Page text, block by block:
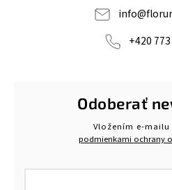
info@
+420
Odoberať
Vložením e-mailu
podmienkami ochrany